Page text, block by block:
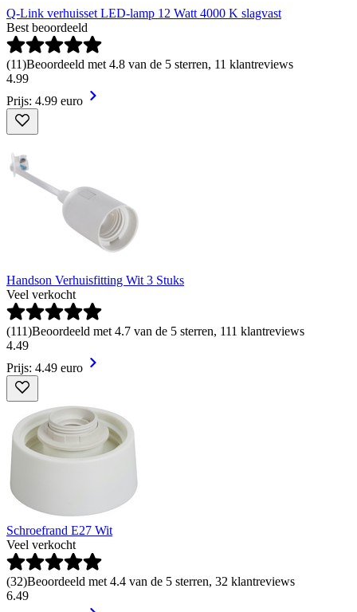
Q-Link verhuisset LED-lamp 12 Watt 4000 K slagvast
Best beoordeeld
(11)Beoordeeld met 4.8 van de 5 sterren, 11 klantreviews
4.99
Prijs: 4.99 euro
Handson Verhuisfitting Wit 3 Stuks
Veel verkocht
(111)Beoordeeld met 4.7 van de 5 sterren, 111 klantreviews
4.49
Prijs: 4.49 euro
Schroefrand E27 Wit
Veel verkocht
(32)Beoordeeld met 4.4 van de 5 sterren, 32 klantreviews
6.49